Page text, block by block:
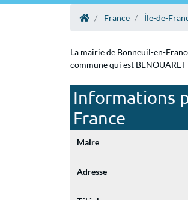
France Île-de-
La mairie de Bonneuil-en-
commune qui est
Informations
France
Maire
Adresse